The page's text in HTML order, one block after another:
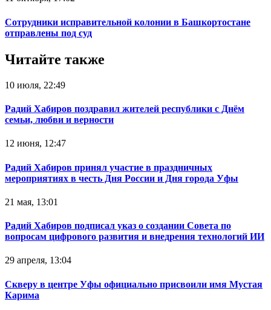
Сотрудники исправительной колонии в Башкортостане
отправлены под суд
Читайте также
10 июля, 22:49
Радий Хабиров поздравил жителей республики с Днём
семьи, любви и верности
12 июня, 12:47
Радий Хабиров принял участие в праздничных
мероприятиях в честь Дня России и Дня города Уфы
21 мая, 13:01
Радий Хабиров подписал указ о создании Совета по
вопросам цифрового развития и внедрения технологий ИИ
29 апреля, 13:04
Скверу в центре Уфы официально присвоили имя Мустая
Карима